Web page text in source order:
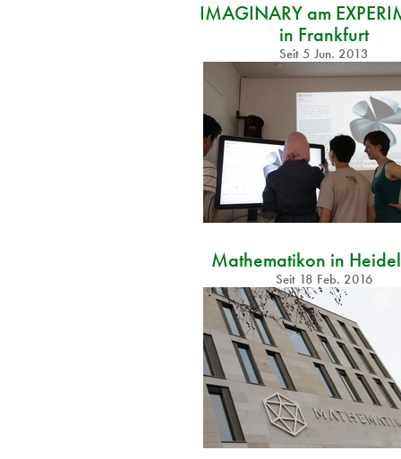
IMAGINARY am
in Frankfurt
Seit 5 Jun. 2013
Mathematikon in
Seit 18 Feb. 2016